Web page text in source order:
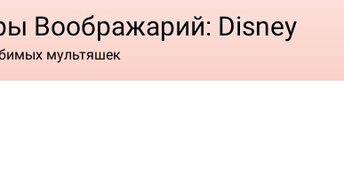
Воображарий: Disney
мультяшек